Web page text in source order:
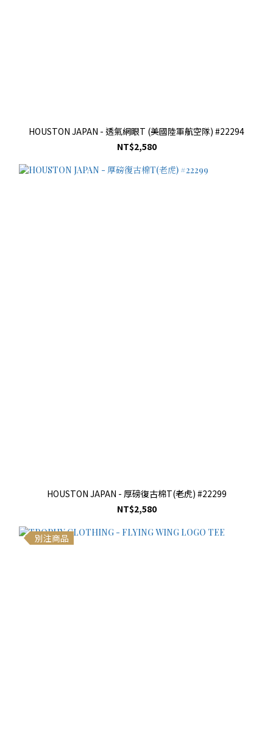
HOUSTON JAPAN - 透氣網眼T (美國陸軍航空隊) #22294
NT$2,580
HOUSTON JAPAN - 厚磅復古棉T(老虎) #22299
NT$2,580
別注商品